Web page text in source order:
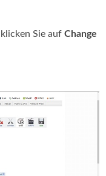
klicken Sie aufChange